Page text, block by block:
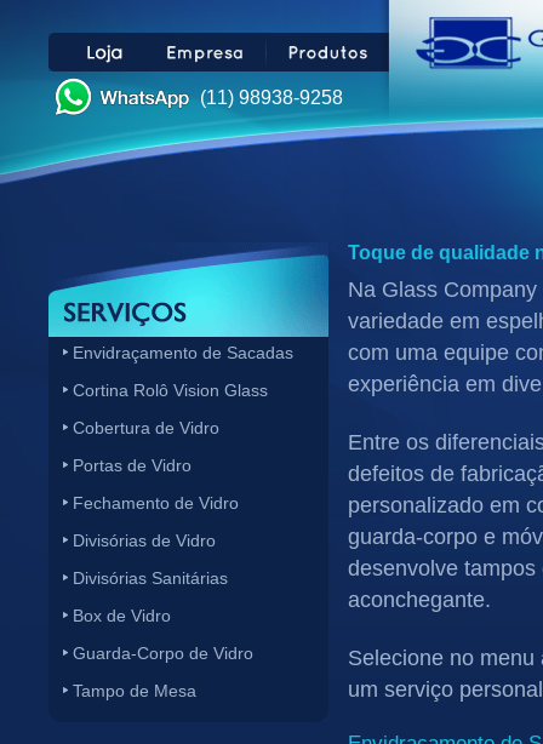
(11) 98938-9258
Envidraçamento de Sacadas
Cortina Rolô Vision Glass
Cobertura de Vidro
Portas de Vidro
Fechamento de Vidro
Divisórias de Vidro
Divisórias Sanitárias
Box de Vidro
Guarda-Corpo de Vidro
Tampo de Mesa
Toque de qualidade
Na Glass
variedade em
com uma equipe
experiência em
Entre os
defeitos de
personalizado em
guarda-corpo e
desenvolve
aconchegante.
Selecione no
um serviço